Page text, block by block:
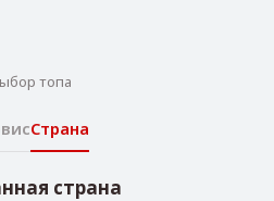
топа
Страна
страна